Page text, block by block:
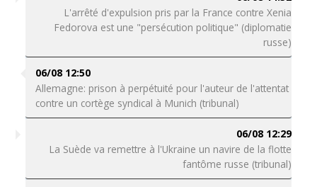
L'arrêté d'expulsion pris par la France contre Xenia
Fedorova est une "persécution politique" (diplomatie
russe)
06/08 12:50
Allemagne: prison à perpétuité pour l'auteur de l'attentat
contre un cortège syndical à Munich (tribunal)
06/08 12:29
La Suède va remettre à l'Ukraine un navire de la flotte
fantôme russe (tribunal)